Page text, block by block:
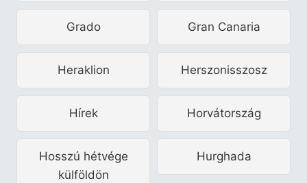
Grado Gran Canaria
Heraklion Herszonisszosz
Hírek Horvátország
Hosszú hétvége
külföldön
Hurghada